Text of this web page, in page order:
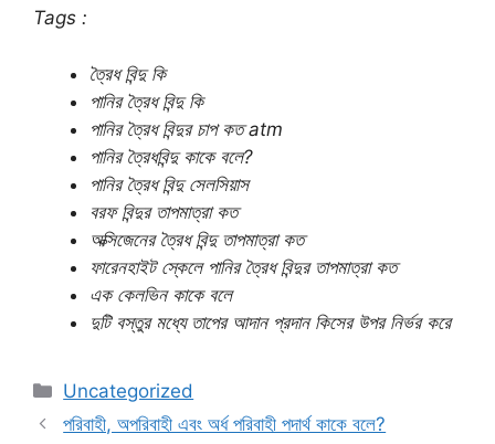
Tags :
ত্রৈধ বিন্দু কি
পানির ত্রৈধ বিন্দু কি
পানির ত্রৈধ বিন্দুর চাপ কত atm
পানির ত্রৈধবিন্দু কাকে বলে?
পানির ত্রৈধ বিন্দু সেলসিয়াস
বরফ বিন্দুর তাপমাত্রা কত
অক্সিজেনের ত্রৈধ বিন্দু তাপমাত্রা কত
ফারেনহাইট স্কেলে পানির ত্রৈধ বিন্দুর তাপমাত্রা কত
এক কেলভিন কাকে বলে
দুটি বস্তুর মধ্যে তাপের আদান প্রদান কিসের উপর নির্ভর করে
Categories
Uncategorized
পরিবাহী, অপরিবাহী এবং অর্ধ পরিবাহী পদার্থ কাকে বলে?